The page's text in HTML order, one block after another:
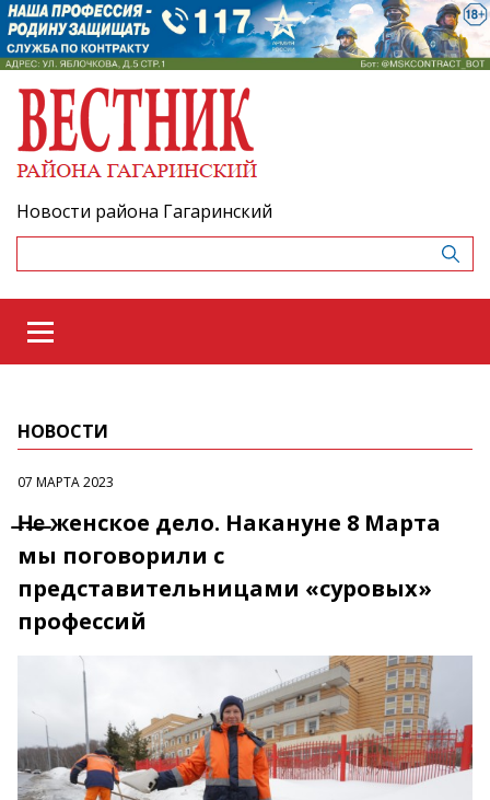
Новости района Гагаринский
НОВОСТИ
07 МАРТА 2023
̶Н̶е̶ женское дело. Накануне 8 Марта
мы поговорили с
представительницами «суровых»
профессий